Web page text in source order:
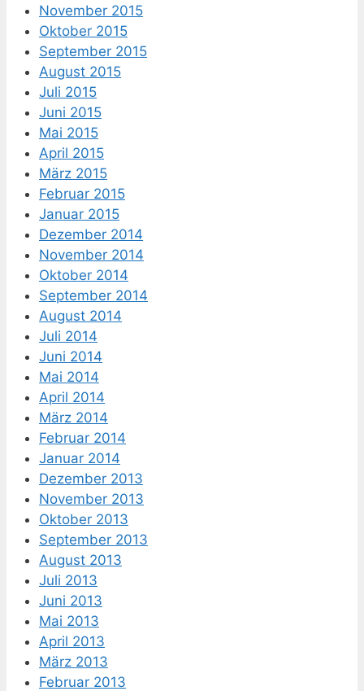
November 2015
Oktober 2015
September 2015
August 2015
Juli 2015
Juni 2015
Mai 2015
April 2015
März 2015
Februar 2015
Januar 2015
Dezember 2014
November 2014
Oktober 2014
September 2014
August 2014
Juli 2014
Juni 2014
Mai 2014
April 2014
März 2014
Februar 2014
Januar 2014
Dezember 2013
November 2013
Oktober 2013
September 2013
August 2013
Juli 2013
Juni 2013
Mai 2013
April 2013
März 2013
Februar 2013